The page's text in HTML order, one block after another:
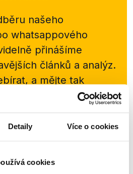
Detaily Více o cookies
cookies
našeho
whatsappového
přinášíme
článků a analýz.
a mějte tak
dezinformace a
v Česku šíří.